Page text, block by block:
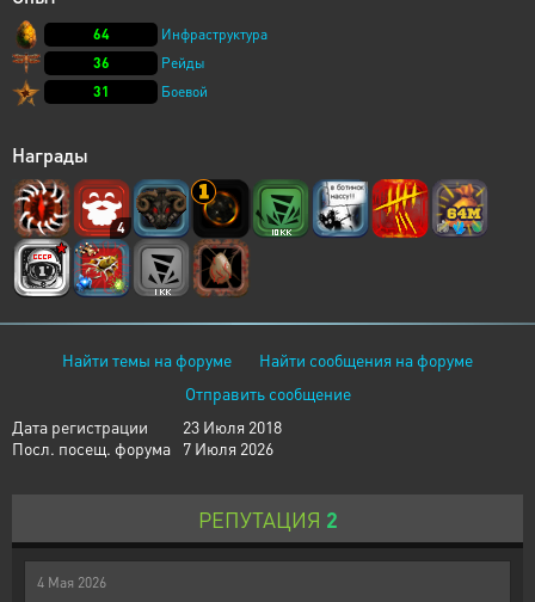
64
Инфраструктура
36
Рейды
31
Боевой
Награды
4
Найти темы на форуме
Найти сообщения на форуме
Отправить сообщение
Дата регистрации
23 Июля 2018
Посл. посещ. форума
7 Июля 2026
РЕПУТАЦИЯ 2
4 Мая 2026